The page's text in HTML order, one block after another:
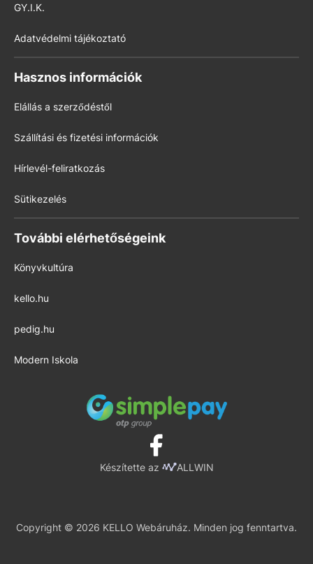
GY.I.K.
Adatvédelmi tájékoztató
Hasznos információk
Elállás a szerződéstől
Szállítási és fizetési információk
Hírlevél-feliratkozás
Sütikezelés
További elérhetőségeink
Könyvkultúra
kello.hu
pedig.hu
Modern Iskola
Készítette az ALLWIN
Copyright © 2026 KELLO Webáruház. Minden jog fenntartva.